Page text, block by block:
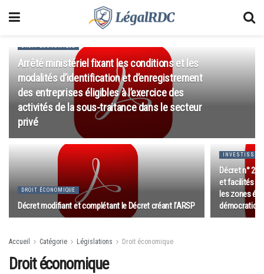
DROIT ÉCONOMIQUE
Arrêté ministériel fixant les conditions et les
modalités d’identification et d’enregistrement
des entreprises éligibles à l’exercice des
activités de la sous-traitance dans le secteur
privé
DROIT ÉCONOMIQUE
Décret modifiant et complétant le Décret créant l’ARSP
Décret n°
et facilités à
les zones
Accueil Catégorie Législations Droit économique
Droit économique